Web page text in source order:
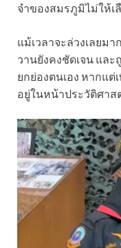
จำของสมรภูมิไม่ให้เ
แม้เวลาจะล่วงเลยม
วานยังคงชัดเจน และ
ยกย่องตนเอง หากแ
อยู่ในหน้าประวัติศาส